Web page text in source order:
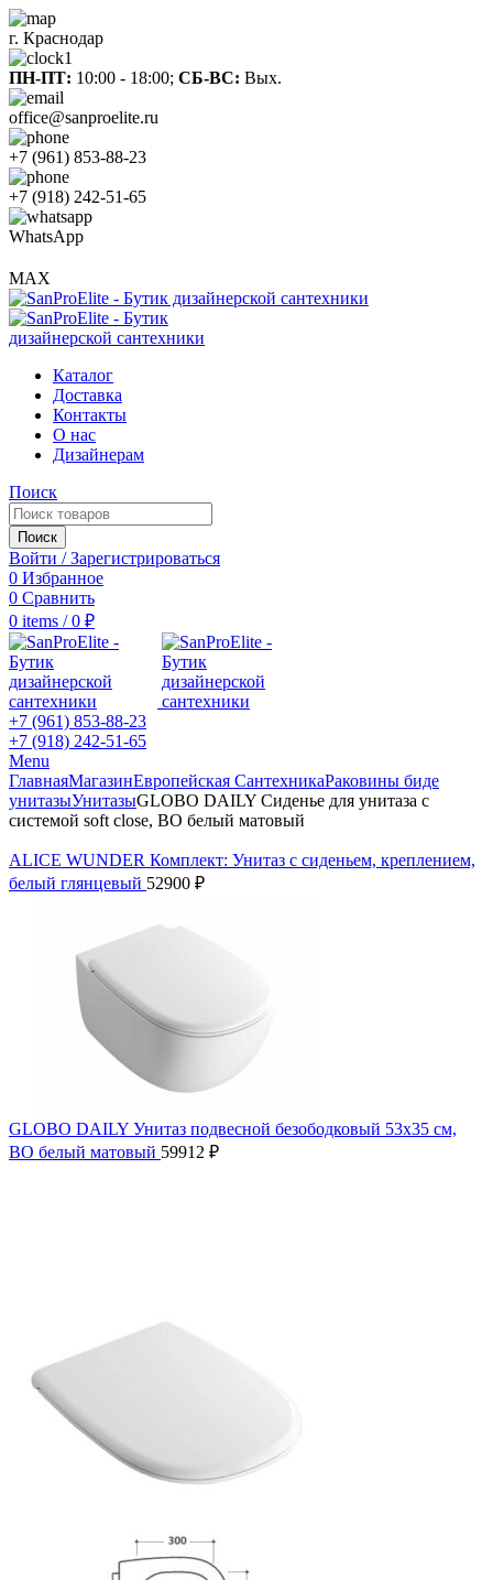
г. Краснодар
ПН-ПТ: 10:00 - 18:00; СБ-ВС: Вых.
office@sanproelite.ru
+7 (961) 853-88-23
+7 (918) 242-51-65
WhatsApp
MAX
Каталог
Доставка
Контакты
О нас
Дизайнерам
Поиск
Поиск
Войти / Зарегистрироваться
0 Избранное
0 Сравнить
0 items / 0 ₽
+7 (961) 853-88-23
+7 (918) 242-51-65
Menu
ГлавнаяМагазинЕвропейская СантехникаРаковины биде
унитазыУнитазыGLOBO DAILY Сиденье для унитаза с
системой soft close, BO белый матовый
ALICE WUNDER Комплект: Унитаз с сиденьем, креплением,
белый глянцевый 52900 ₽
GLOBO DAILY Унитаз подвесной безободковый 53х35 см,
BO белый матовый 59912 ₽